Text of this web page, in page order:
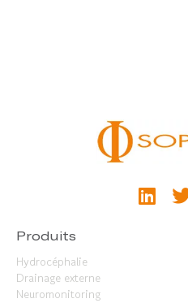
Produits
Hydrocéphalie
Drainage externe
Neuromonitoring